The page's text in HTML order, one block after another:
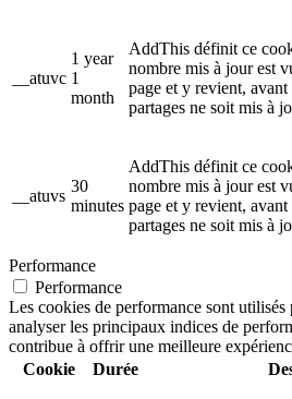
__atuvc
1 year
1
month
AddThis définit ce
nombre mis à jour est
page et y revient,
partages ne soit mis à
__atuvs
30
minutes
AddThis définit ce
nombre mis à jour est
page et y revient,
partages ne soit mis à
Performance
Performance
Les cookies de performance sont utilisés
analyser les principaux indices de
contribue à offrir une meilleure
Cookie
Durée